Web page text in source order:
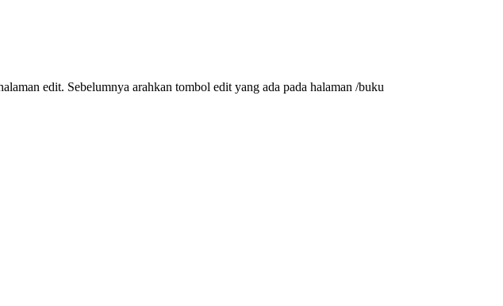
edit. Sebelumnya arahkan tombol edit yang ada pada halaman /buku